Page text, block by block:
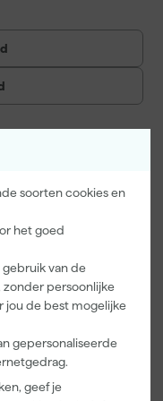
soorten cookies en
het goed
van de
persoonlijke
jou de best mogelijke
gepersonaliseerde
geef jeGo!Paint Roll